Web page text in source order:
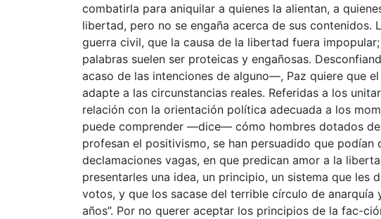
combatirla para aniquilar a quienes la alientan, a
libertad, pero no se engaña acerca de sus contenidos.
guerra civil, que la causa de la libertad fuera
palabras suelen ser proteicas y engañosas.
acaso de las intenciones de alguno—, Paz quiere que
adapte a las circunstancias reales. Referidas a los
relación con la orientación política adecuada a los
puede comprender —dice— cómo hombres dotados
profesan el positivismo, se han persuadido que podían
declamaciones vagas, en que predican amor a la
presentarles una idea, un principio, un sistema que les
votos, y que los sacase del terrible círculo de anarquía
años”. Por no querer aceptar los principios de la fac-